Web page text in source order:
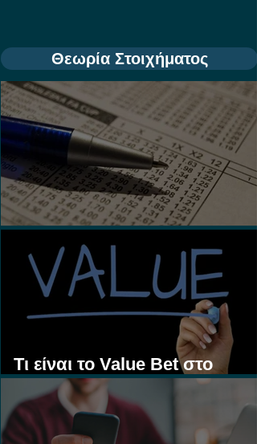
Θεωρία Στοιχήματος
Τι είναι τα Ασιατικά Χάντικαπ;
Τι είναι το Value Bet στο
Στοίχημα;